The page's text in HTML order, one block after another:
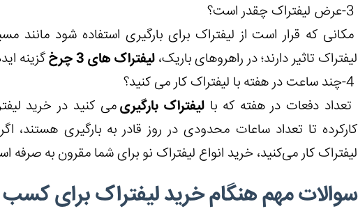
مکانی که قرار است از لیفتراک برای بارگیری استفاده شود مانند
لیفتراک تاثیر دارند؛ در راهروهای باریک،لیفتراک های 3 چرخ
گزینه
تعداد دفعات در هفته که بالیفتراک بارگیریمی کنید در خرید
لیفتراک کار می‌کنید، خرید انواع لیفتراک نو برای شما مقرون به صرفه
سوالات مهم هنگام خرید لیفتراک برای کسب